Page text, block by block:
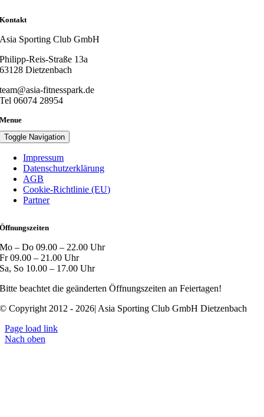
Kontakt
Asia Sporting Club GmbH
Philipp-Reis-Straße 13a
63128 Dietzenbach
team@asia-fitnesspark.de
Tel 06074 28954
Menue
Toggle Navigation
Impressum
Datenschutzerklärung
AGB
Cookie-Richtlinie (EU)
Partner
Öffnungszeiten
Mo – Do 09.00 – 22.00 Uhr
Fr 09.00 – 21.00 Uhr
Sa, So 10.00 – 17.00 Uhr
Bitte beachtet die geänderten Öffnungszeiten an Feiertagen!
© Copyright 2012 - 2026| Asia Sporting Club GmbH Dietzenbach
Page load link
Nach oben